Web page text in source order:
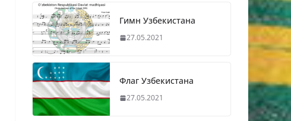
Гимн Узбекистана
27.05.2021
Флаг Узбекистана
27.05.2021